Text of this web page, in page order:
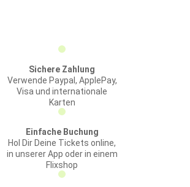
Sichere Zahlung
Verwende Paypal, ApplePay,
Visa und internationale
Karten
Einfache Buchung
Hol Dir Deine Tickets online,
in unserer App oder in einem
Flixshop